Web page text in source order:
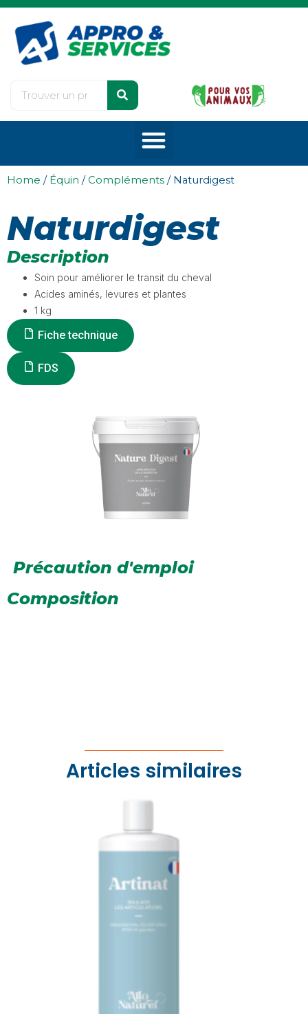
Home / Équin /Compléments / Naturdigest
Naturdigest
Description
Soin pour améliorer le transit du cheval
Acides aminés, levures et plantes
1 kg
Fiche technique
FDS
Précaution d'emploi
Composition
Articles similaires